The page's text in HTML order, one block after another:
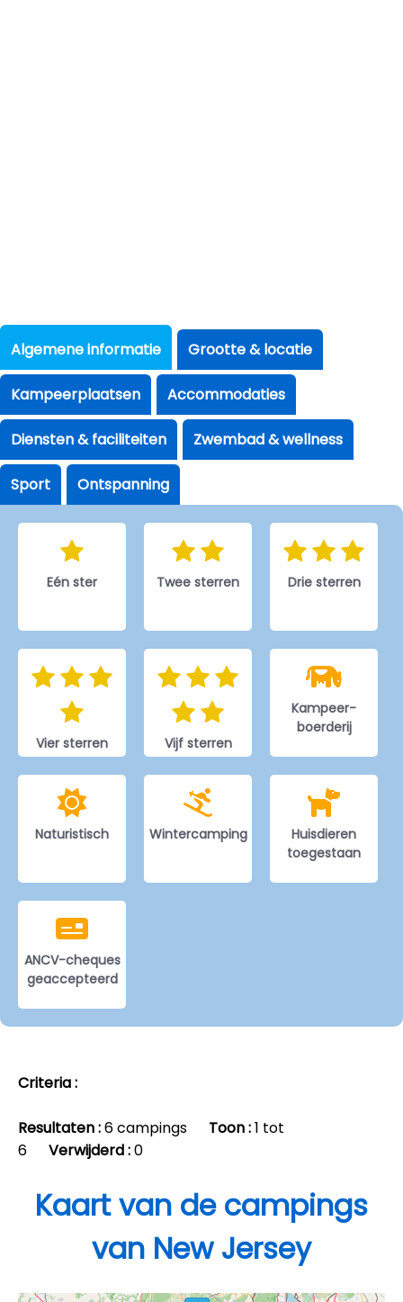
Algemene informatie
Eén ster Twee sterren Drie sterren
Vier sterren Vijf sterren
Kampeer-
boerderij
Naturistisch Wintercamping
Huisdieren
toegestaan
ANCV-cheques
geaccepteerd
Grootte & locatie
Kampeerplaatsen Accommodaties
Diensten & faciliteiten Zwembad & wellness
Sport Ontspanning
Criteria :
Resultaten :6 campings Toon :1 tot
6 Verwijderd :0
Kaart van de campings
van New Jersey